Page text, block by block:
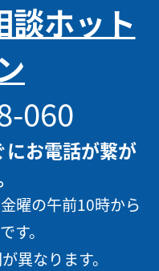
談ホット
060
お電話が繋が
曜の午前10時から
す。
異なります。